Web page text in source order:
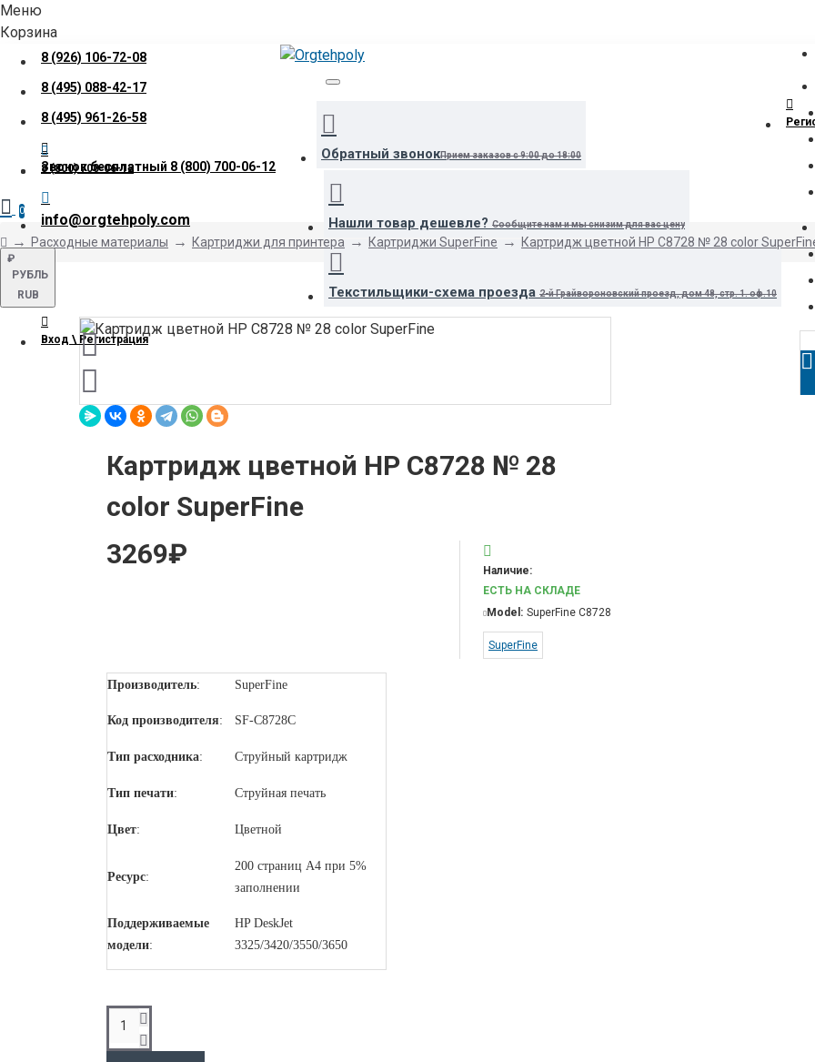
Меню
Корзина
8 (926) 106-72-08
8 (495) 088-42-17
8 (495) 961-26-58
Звонок бесплатный 8 (800) 700-06-12
info@orgtehpoly.com
₽
РУБЛЬ
RUB
Вход \ Регистрация
Обратный звонокПрием заказов с 9:00 до 18:00
Нашли товар дешевле? Сообщите нам и мы снизим для вас цену
Текстильщики-схема проезда 2-й Грайвороновский проезд, дом 48, стр. 1. оф.10
8 (800) 700-06-12
0
Расходные материалы Картриджи для принтера Картриджи SuperFine Картридж цветной HP C8728 № 28 color
Картридж цветной HP C8728 № 28
color SuperFine
3269₽
Наличие:
ЕСТЬ НА СКЛАДЕ
Model: SuperFine C8728
SuperFine
Производитель: SuperFine
Код производителя: SF-C8728C
Тип расходника: Струйный картридж
Тип печати: Струйная печать
Цвет: Цветной
Ресурс:
200 страниц A4 при 5%
заполнении
Поддерживаемые
модели:
HP DeskJet
3325/3420/3550/3650